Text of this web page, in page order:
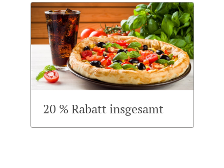
20 % Rabatt insgesamt